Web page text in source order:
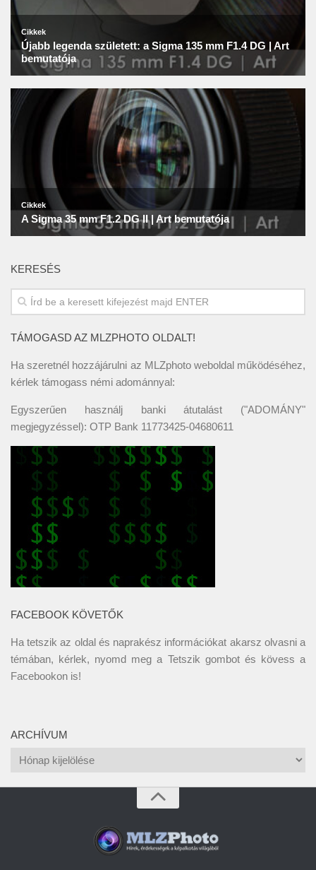
KERESÉS
TÁMOGASD AZ MLZPHOTO OLDALT!
Ha szeretnél hozzájárulni az MLZphoto weboldal működéséhez,
kérlek támogass némi adománnyal:
Egyszerűen használj banki átutalást ("ADOMÁNY"
megjegyzéssel): OTP Bank 11773425-04680611
FACEBOOK KÖVETŐK
Ha tetszik az oldal és naprakész információkat akarsz olvasni a
témában, kérlek, nyomd meg a Tetszik gombot és kövess a
Facebookon is!
ARCHÍVUM
Archívum